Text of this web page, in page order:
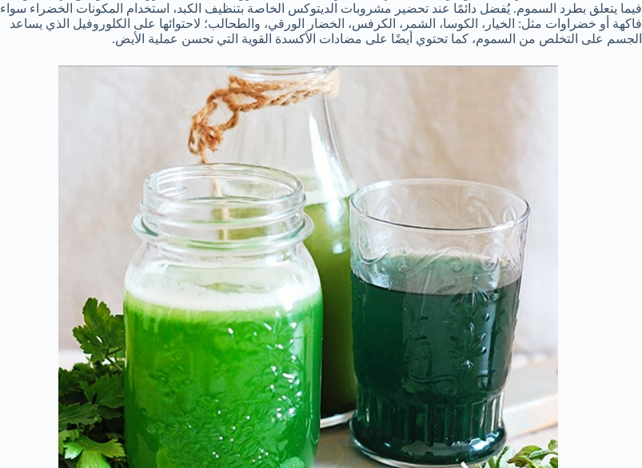
فيما يتعلق بطرد السموم. يُفضل دائمًا عند تحضير مشروبات الديتوكس الخاصة بتنظيف الكبد، استخدام المكونات الخضراء سواء
فاكهة أو خضراوات مثل: الخيار، الكوسا، الشمر، الكرفس، الخضار الورقي، والطحالب؛ لاحتوائها على الكلوروفيل الذي يساعد
الجسم على التخلص من السموم، كما تحتوي أيضًا على مضادات الأكسدة القوية التي تحسن عملية الأيض.